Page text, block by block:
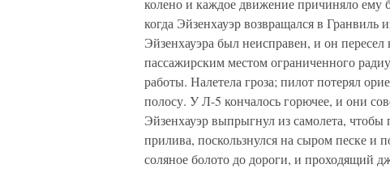
колено и каждое движение причиняло ему
когда Эйзенхауэр возвращался в Гранвиль
Эйзенхауэра был неисправен, и он
пассажирским местом ограниченного
работы. Налетела гроза; пилот потерял
полосу. У Л-5 кончалось горючее, и они
Эйзенхауэр выпрыгнул из самолета,
прилива, поскользнулся на сыром песке и
соляное болото до дороги, и проходящий